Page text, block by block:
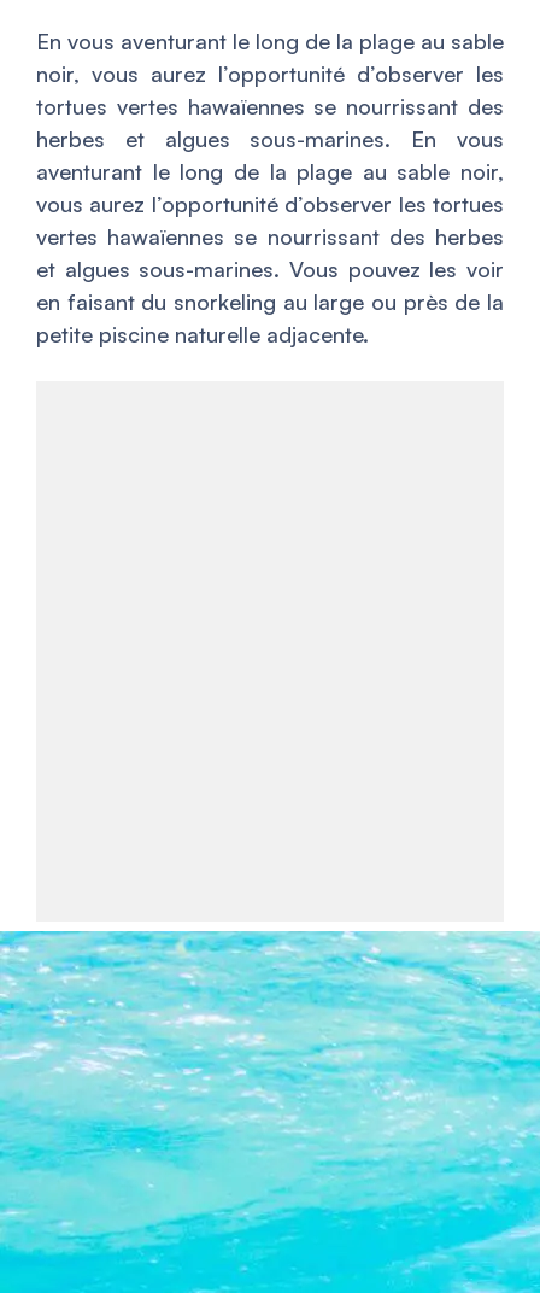
En vous aventurant le long de la plage au sable
noir, vous aurez l’opportunité d’observer les
tortues vertes hawaïennes se nourrissant des
herbes et algues sous-marines. En vous
aventurant le long de la plage au sable noir,
vous aurez l’opportunité d’observer les tortues
vertes hawaïennes se nourrissant des herbes
et algues sous-marines. Vous pouvez les voir
en faisant du snorkeling au large ou près de la
petite piscine naturelle adjacente.